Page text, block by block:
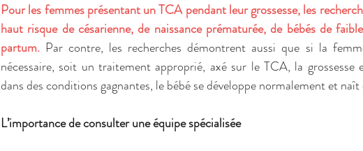
Pour les femmes présentant un TCA pendant leur grossesse, les
haut risque de césarienne, de naissance prématurée, de bébés de
partum. Par contre, les recherches démontrent aussi que si la
nécessaire, soit un traitement approprié, axé sur le TCA, la grossesse
dans des conditions gagnantes, le bébé se développe normalement et naît
L’importance de consulter une équipe spécialisée